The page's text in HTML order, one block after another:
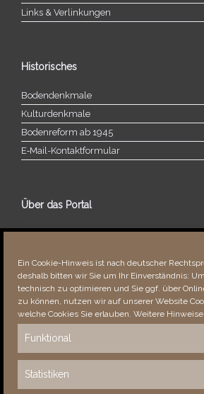
Ein Cookie-Hinweis ist nach deutscher
deshalb bitten wir Sie um Ihr Einverständnis:
technisch zu optimieren und Sie ggf. über
zu können, nutzen wir auf unserer Website
welche Cookies Sie erlauben. Weitere
Funktional
Statistiken
Links & Verlinkungen
Historisches
Bodendenkmale
Kulturdenkmale
Bodenreform ab 1945
E‑Mail-​​Kontaktformular
Über das Portal
Über dieses Portal
Fehler bemerkt?
Besucher seit 08/​2021